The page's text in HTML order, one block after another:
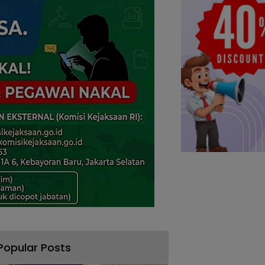
Posts